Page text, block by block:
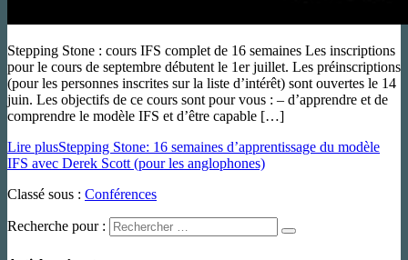
Stepping Stone : cours IFS complet de 16 semaines Les inscriptions
pour le cours de septembre débutent le 1er juillet. Les préinscriptions
(pour les personnes inscrites sur la liste d’intérêt) sont ouvertes le 14
juin. Les objectifs de ce cours sont pour vous : – d’apprendre et de
comprendre le modèle IFS et d’être capable […]
Lire plusStepping Stone: 16 semaines d’apprentissage du modèle
IFS avec Derek Scott (pour les anglophones)
Classé sous : Conférences
Recherche pour :